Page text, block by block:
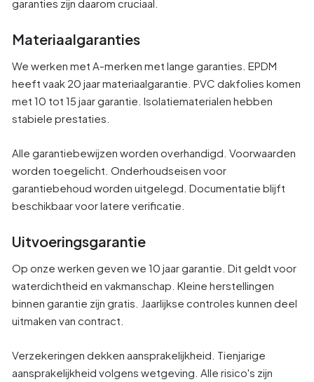
garanties zijn daarom cruciaal.
Materiaalgaranties
We werken met A-merken met lange garanties. EPDM
heeft vaak 20 jaar materiaalgarantie. PVC dakfolies komen
met 10 tot 15 jaar garantie. Isolatiematerialen hebben
stabiele prestaties.
Alle garantiebewijzen worden overhandigd. Voorwaarden
worden toegelicht. Onderhoudseisen voor
garantiebehoud worden uitgelegd. Documentatie blijft
beschikbaar voor latere verificatie.
Uitvoeringsgarantie
Op onze werken geven we 10 jaar garantie. Dit geldt voor
waterdichtheid en vakmanschap. Kleine herstellingen
binnen garantie zijn gratis. Jaarlijkse controles kunnen deel
uitmaken van contract.
Verzekeringen dekken aansprakelijkheid. Tienjarige
aansprakelijkheid volgens wetgeving. Alle risico's zijn